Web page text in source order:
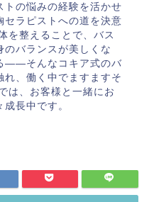
トの悩みの経験を活かせ
セラピストへの道を決意
を整えることで、バス
のバランスが美しくな
――そんなコキア式のバ
れ、働く中でますますそ
は、お客様と一緒にお
長中です。